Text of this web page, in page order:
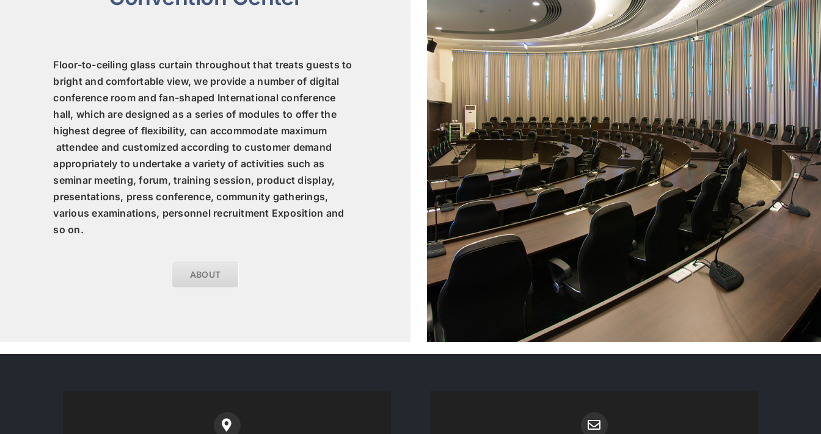
Floor-to-ceiling glass curtain throughout that treats guests to
bright and comfortable view, we provide a number of digital
conference room and fan-shaped International conference
hall, which are designed as a series of modules to offer the
highest degree of flexibility, can accommodate maximum
attendee and customized according to customer demand
appropriately to undertake a variety of activities such as
seminar meeting, forum, training session, product display,
presentations, press conference, community gatherings,
various examinations, personnel recruitment Exposition and
so on.
ABOUT